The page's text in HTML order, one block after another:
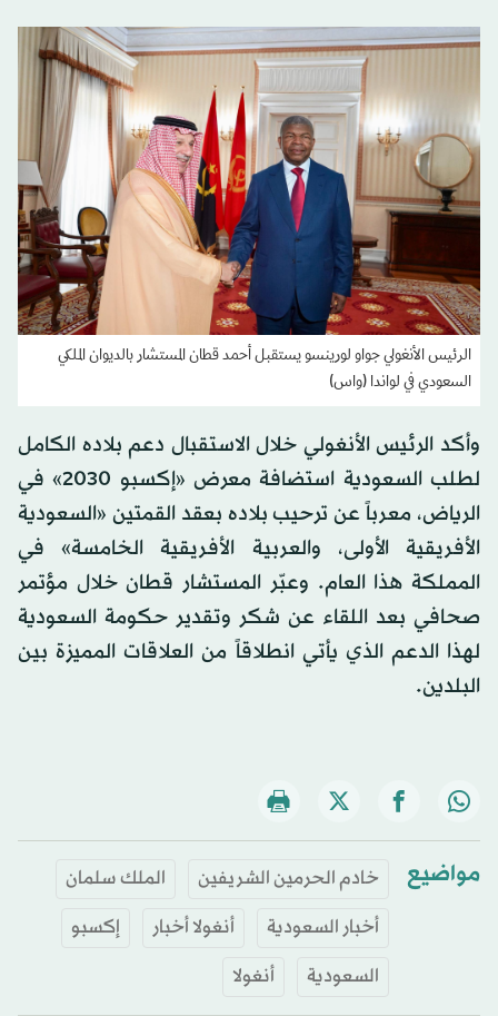
الرئيس الأنغولي جواو لورينسو يستقبل أحمد قطان المستشار بالديوان الملكي
السعودي في لواندا (واس)
وأكد الرئيس الأنغولي خلال الاستقبال دعم بلاده الكامل
لطلب السعودية استضافة معرض «إكسبو 2030» في
الرياض، معرباً عن ترحيب بلاده بعقد القمتين «السعودية
الأفريقية الأولى، والعربية الأفريقية الخامسة» في
المملكة هذا العام. وعبّر المستشار قطان خلال مؤتمر
صحافي بعد اللقاء عن شكر وتقدير حكومة السعودية
لهذا الدعم الذي يأتي انطلاقاً من العلاقات المميزة بين
البلدين.
مواضيع خادم الحرمين الشريفين
الملك سلمان
أخبار السعودية
أنغولا أخبار
إكسبو
السعودية
أنغولا